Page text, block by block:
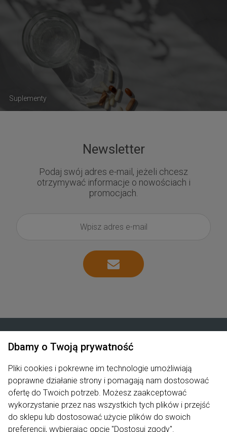
Suplementy
Newsletter
Podaj swój adres e-mail, jeżeli chcesz
otrzymywać informacje o nowościach i
promocjach.
Produkty
Pomoc
Moje konto
Dbamy o Twoją prywatność
Pliki cookies i pokrewne im technologie umożliwiają
poprawne działanie strony i pomagają nam dostosować
ofertę do Twoich potrzeb. Możesz zaakceptować
wykorzystanie przez nas wszystkich tych plików i przejść
do sklepu lub dostosować użycie plików do swoich
preferencji, wybierając opcję "Dostosuj zgody".